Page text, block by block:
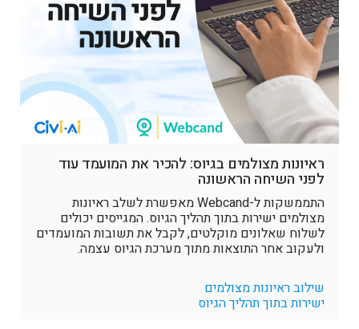
ראיונות מצולמים בגיוס: להכיר את המועמד עוד
לפני השיחה הראשונה
התממשקות ל-Webcand מאפשרת לשלב ראיונות
מצולמים ישירות בתוך תהליך הגיוס. המגייסים יכולים
לשלוח שאלונים מוקלטים, לקבל את תשובות המועמדים
ולעקוב אחר התוצאות מתוך מערכת הגיוס עצמה.
שילוב ראיונות מצולמים
ישירות בתוך תהליך הגיוס